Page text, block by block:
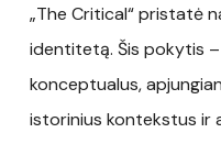
„The Critical“ pristatė
identitetą. Šis pokytis –
konceptualus,
istorinius kontekstus ir